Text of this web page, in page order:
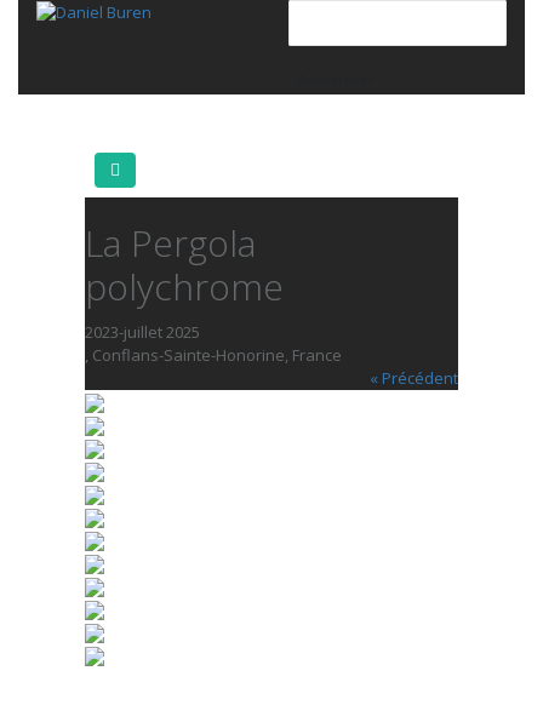
La Pergola
polychrome
2023-juillet 2025
, Conflans-Sainte-Honorine, France
« Précédent